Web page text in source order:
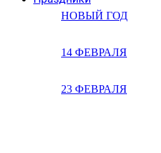
НОВЫЙ ГОД
14 ФЕВРАЛЯ
23 ФЕВРАЛЯ